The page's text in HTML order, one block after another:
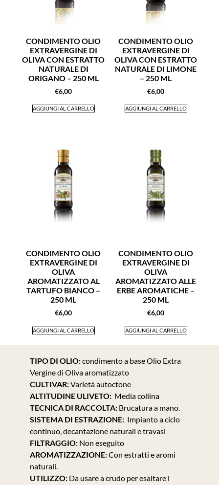
TIPO DI OLIO:condimento a base Olio Extra
Vergine di Oliva aromatizzato
CULTIVAR:Varietà autoctone
ALTITUDINE ULIVETO:Media collina
TECNICA DI RACCOLTA:Brucatura a mano.
SISTEMA DI ESTRAZIONE:Impianto a ciclo
continuo, decantazione naturali e travasi
FILTRAGGIO:Non eseguito
AROMATIZZAZIONE:Con estratti e aromi
naturali.
UTILIZZO: Da usare a crudo per esaltare i
CONDIMENTO OLIO
EXTRAVERGINE DI
OLIVA CON ESTRATTO
NATURALE DI
ORIGANO – 250 ML
€6,00
AGGIUNGI AL CARRELLO
CONDIMENTO OLIO
EXTRAVERGINE DI
OLIVA CON ESTRATTO
NATURALE DI LIMONE
– 250 ML
€6,00
AGGIUNGI AL CARRELLO
CONDIMENTO OLIO
EXTRAVERGINE DI
OLIVA
AROMATIZZATO AL
TARTUFO BIANCO –
250 ML
€6,00
AGGIUNGI AL CARRELLO
CONDIMENTO OLIO
EXTRAVERGINE DI
OLIVA
AROMATIZZATO ALLE
ERBE AROMATICHE –
250 ML
€6,00
AGGIUNGI AL CARRELLO